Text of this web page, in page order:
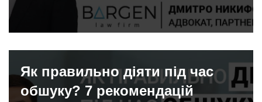
Як правильно діяти під час
обшуку? 7 рекомендацій